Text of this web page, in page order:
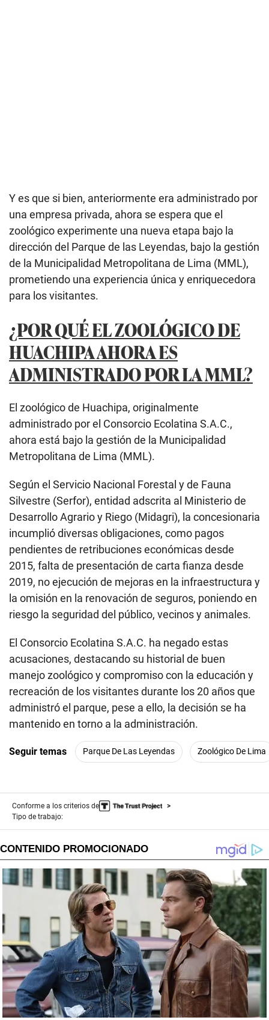
Y es que si bien, anteriormente era administrado por
una empresa privada, ahora se espera que el
zoológico experimente una nueva etapa bajo la
dirección del Parque de las Leyendas, bajo la gestión
de la Municipalidad Metropolitana de Lima (MML),
prometiendo una experiencia única y enriquecedora
para los visitantes.
¿POR QUÉ EL ZOOLÓGICO DE
HUACHIPA AHORA ES
ADMINISTRADO POR LA MML?
El zoológico de Huachipa, originalmente
administrado por el Consorcio Ecolatina S.A.C.,
ahora está bajo la gestión de la Municipalidad
Metropolitana de Lima (MML).
Según el Servicio Nacional Forestal y de Fauna
Silvestre (Serfor), entidad adscrita al Ministerio de
Desarrollo Agrario y Riego (Midagri), la concesionaria
incumplió diversas obligaciones, como pagos
pendientes de retribuciones económicas desde
2015, falta de presentación de carta fianza desde
2019, no ejecución de mejoras en la infraestructura y
la omisión en la renovación de seguros, poniendo en
riesgo la seguridad del público, vecinos y animales.
El Consorcio Ecolatina S.A.C. ha negado estas
acusaciones, destacando su historial de buen
manejo zoológico y compromiso con la educación y
recreación de los visitantes durante los 20 años que
administró el parque, pese a ello, la decisión se ha
mantenido en torno a la administración.
Seguir temas Parque De Las Leyendas Zoológico De Lima
Conforme a los criterios de
Tipo de trabajo: